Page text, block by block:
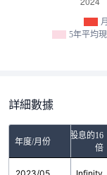
5年平均
詳細數據
年度/月份
5年平均現金股息的16
倍